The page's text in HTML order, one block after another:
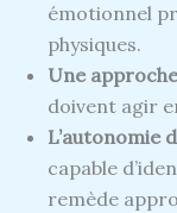
émotionnel
physiques.
Une
doivent agir
L’autonomie
capable
remède